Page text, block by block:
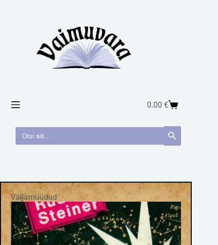
0.00€
Search
for:
Search Button
Väljamüüdud